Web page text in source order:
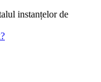
instanțelor de